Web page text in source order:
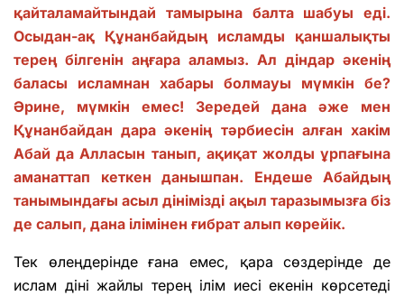
қайталамайтындай тамырына балта шабуы еді.
Осыдан-ақ Құнанбайдың исламды қаншалықты
терең білгенін аңғара аламыз. Ал діндар әкенің
баласы исламнан хабары болмауы мүмкін бе?
Әрине, мүмкін емес! Зередей дана әже мен
Құнанбайдан дара әкенің тәрбиесін алған хакім
Абай да Алласын танып, ақиқат жолды ұрпағына
аманаттап кеткен данышпан. Ендеше Абайдың
танымындағы асыл дінімізді ақыл таразымызға біз
де салып, дана ілімінен ғибрат алып көрейік.
Тек өлеңдерінде ғана емес, қара сөздерінде де
ислам діні жайлы терең ілім иесі екенін көрсетеді